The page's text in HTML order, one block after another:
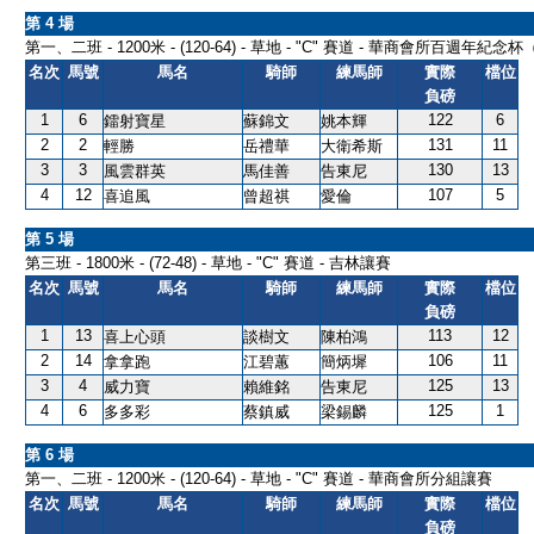
第 4 場
第一、二班 - 1200米 - (120-64) - 草地 - "C" 賽道 - 華商會所百週年紀念杯
名次 馬號 馬名 騎師 練馬師
實際
負磅
檔位
1 6 鐳射寶星 蘇錦文 姚本輝 122
6
2
2 輕勝 岳禮華 大衛希斯 131
11
3
3 風雲群英 馬佳善 告東尼 130
13
4
12 喜追風 曾超祺 愛倫 107 5
第 5 場
第三班 - 1800米 - (72-48) - 草地 - "C" 賽道 - 吉林讓賽
名次 馬號 馬名 騎師 練馬師
實際
負磅
檔位
1 13 喜上心頭 談樹文 陳柏鴻 113
12
2
14 拿拿跑 江碧蕙 簡炳墀 106
11
3
4 威力寶 賴維銘 告東尼 125
13
4
6 多多彩 蔡鎮威 梁錫麟 125 1
第 6 場
第一、二班 - 1200米 - (120-64) - 草地 - "C" 賽道 - 華商會所分組讓賽
名次 馬號 馬名 騎師 練馬師
實際
負磅
檔位